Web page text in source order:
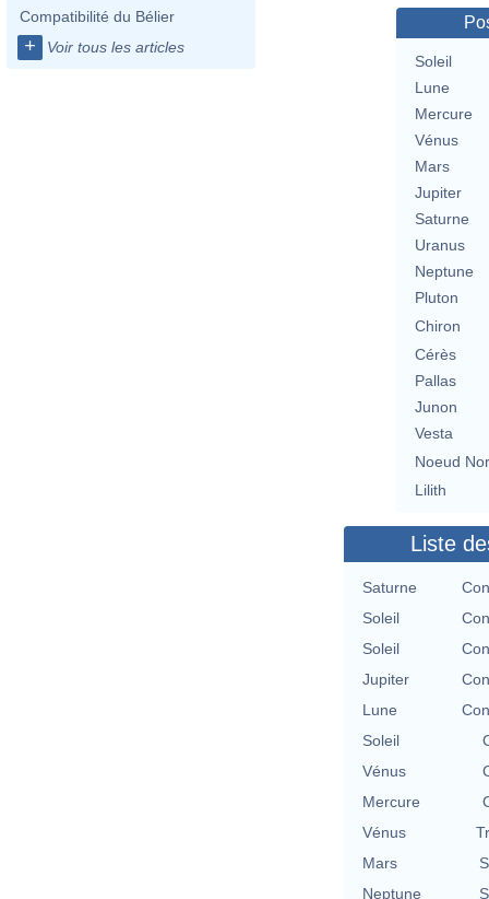
Compatibilité du Bélier
+ Voir tous les articles
Soleil
Lune
Mercure
Vénus
Mars
Jupiter
Saturne
Uranus
Neptune
Pluton
Chiron
Cérès
Pallas
Junon
Vesta
Noeud
Lilith
Liste
Saturne
Soleil
Soleil
Jupiter
Lune
Soleil
Vénus
Mercure
Vénus
Mars
Neptune